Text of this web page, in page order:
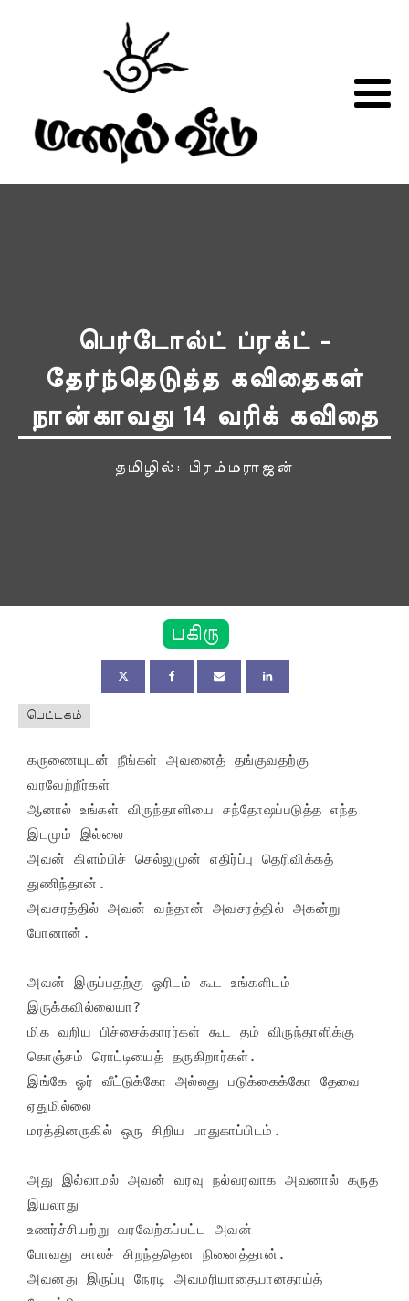
பெர்டோல்ட் ப்ரக்ட் -
தேர்ந்தெடுத்த கவிதைகள்
நான்காவது 14 வரிக் கவிதை
தமிழில்: பிரம்மராஜன்
பகிரு
பெட்டகம்
கருணையுடன் நீங்கள் அவனைத் தங்குவதற்கு
வரவேற்றீர்கள்
ஆனால் உங்கள் விருந்தாளியை சந்தோஷப்படுத்த எந்த
இடமும் இல்லை
அவன் கிளம்பிச் செல்லுமுன் எதிர்ப்பு தெரிவிக்கத்
துணிந்தான்.
அவசரத்தில் அவன் வந்தான் அவசரத்தில் அகன்று
போனான்.
அவன் இருப்பதற்கு ஓரிடம் கூட உங்களிடம்
இருக்கவில்லையா?
மிக வறிய பிச்சைக்காரர்கள் கூட தம் விருந்தாளிக்கு
கொஞ்சம் ரொட்டியைத் தருகிறார்கள்.
இங்கே ஓர் வீட்டுக்கோ அல்லது படுக்கைக்கோ தேவை
ஏதுமில்லை
மரத்தினருகில் ஒரு சிறிய பாதுகாப்பிடம்.
அது இல்லாமல் அவன் வரவு நல்வரவாக அவனால் கருத
இயலாது
உணர்ச்சியற்று வரவேற்கப்பட்ட அவன்
போவது சாலச் சிறந்ததென நினைத்தான்.
அவனது இருப்பு நேரடி அவமரியாதையானதாய்த்